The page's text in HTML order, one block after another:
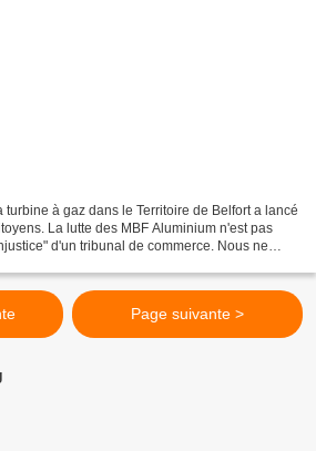
turbine à gaz dans le Territoire de Belfort a lancé
La lutte des MBF Aluminium n'est pas
d'un tribunal de commerce. Nous ne
Page suivante >